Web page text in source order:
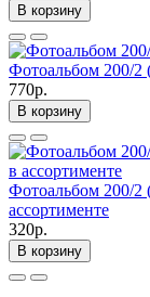
В корзину
Фотоальбом 200/2
770р.
В корзину
Фотоальбом 200/2
ассортименте
320р.
В корзину